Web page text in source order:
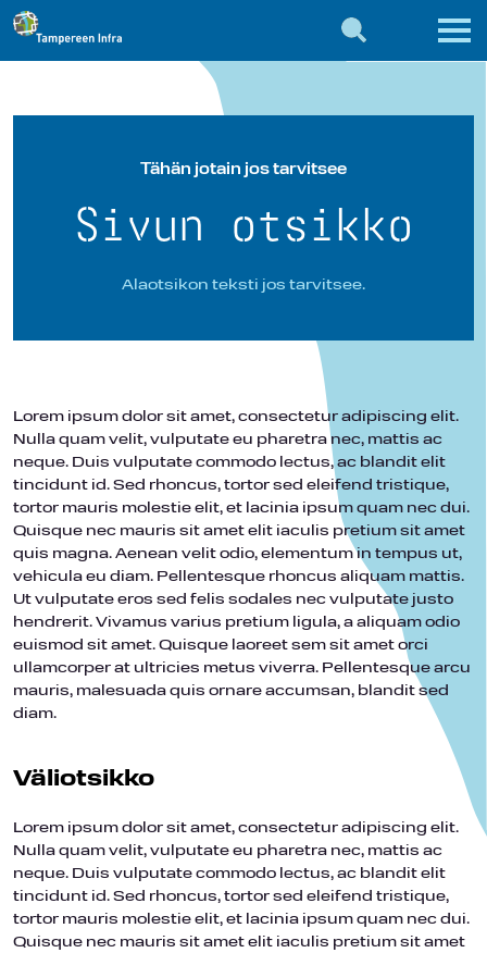
Tähän jotain jos tarvitsee
Sivun otsikko
Alaotsikon teksti jos tarvitsee.
Lorem ipsum dolor sit amet, consectetur adipiscing elit.
Nulla quam velit, vulputate eu pharetra nec, mattis ac
neque. Duis vulputate commodo lectus, ac blandit elit
tincidunt id. Sed rhoncus, tortor sed eleifend tristique,
tortor mauris molestie elit, et lacinia ipsum quam nec dui.
Quisque nec mauris sit amet elit iaculis pretium sit amet
quis magna. Aenean velit odio, elementum in tempus ut,
vehicula eu diam. Pellentesque rhoncus aliquam mattis.
Ut vulputate eros sed felis sodales nec vulputate justo
hendrerit. Vivamus varius pretium ligula, a aliquam odio
euismod sit amet. Quisque laoreet sem sit amet orci
ullamcorper at ultricies metus viverra. Pellentesque arcu
mauris, malesuada quis ornare accumsan, blandit sed
diam.
Väliotsikko
Lorem ipsum dolor sit amet, consectetur adipiscing elit.
Nulla quam velit, vulputate eu pharetra nec, mattis ac
neque. Duis vulputate commodo lectus, ac blandit elit
tincidunt id. Sed rhoncus, tortor sed eleifend tristique,
tortor mauris molestie elit, et lacinia ipsum quam nec dui.
Quisque nec mauris sit amet elit iaculis pretium sit amet